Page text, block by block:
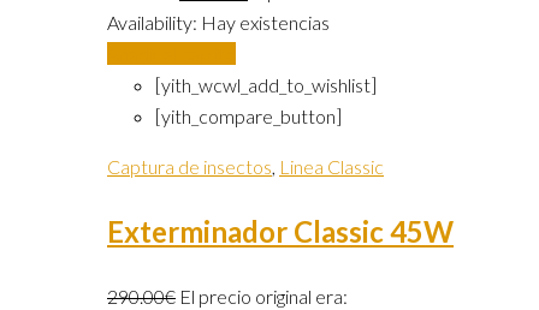
Availability: Hay existencias
[yith_wcwl_add_to_wishlist]
[yith_compare_button]
Captura de insectos, Linea Classic
Exterminador Classic 45W
290.00€ El precio original era: